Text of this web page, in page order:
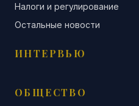
Налоги и регулирование
Остальные новости
ИНТЕРВЬЮ
ОБЩЕСТВО